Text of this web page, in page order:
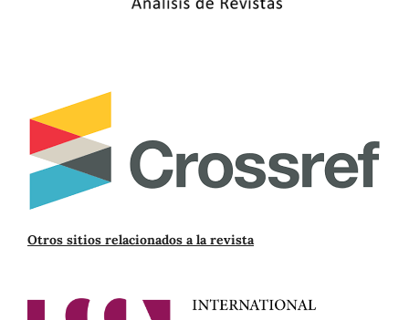
Otros sitios relacionados a la revista